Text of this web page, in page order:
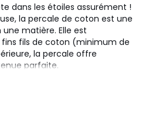
dans les étoiles assurément !
la percale de coton est une
matière. Elle est
fils de coton (minimum de
la percale offre
parfaite.